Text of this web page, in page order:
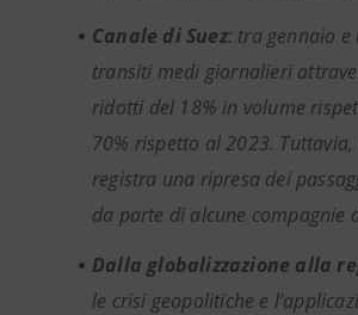
Canale di Suez: tra gennaio
transiti medi giornalieri
ridotti del 18% in volume
70% rispetto al 2023.
registra una ripresa dei
da parte di alcune compagnie
Dalla globalizzazione alla
le crisi geopolitiche e